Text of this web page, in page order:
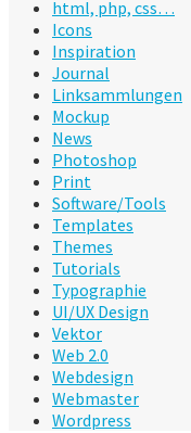
html, php, css…
Icons
Inspiration
Journal
Linksammlungen
Mockup
News
Photoshop
Print
Software/Tools
Templates
Themes
Tutorials
Typographie
UI/UX Design
Vektor
Web 2.0
Webdesign
Webmaster
Wordpress